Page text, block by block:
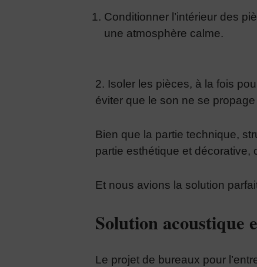
Conditionner l’intérieur des
une atmosphère calme.
2. Isoler les pièces, à la fois
éviter que le son ne se
Bien que la partie technique,
partie esthétique et décorative,
Et nous avions la solution
Solution acoustique
Le projet de bureaux pour